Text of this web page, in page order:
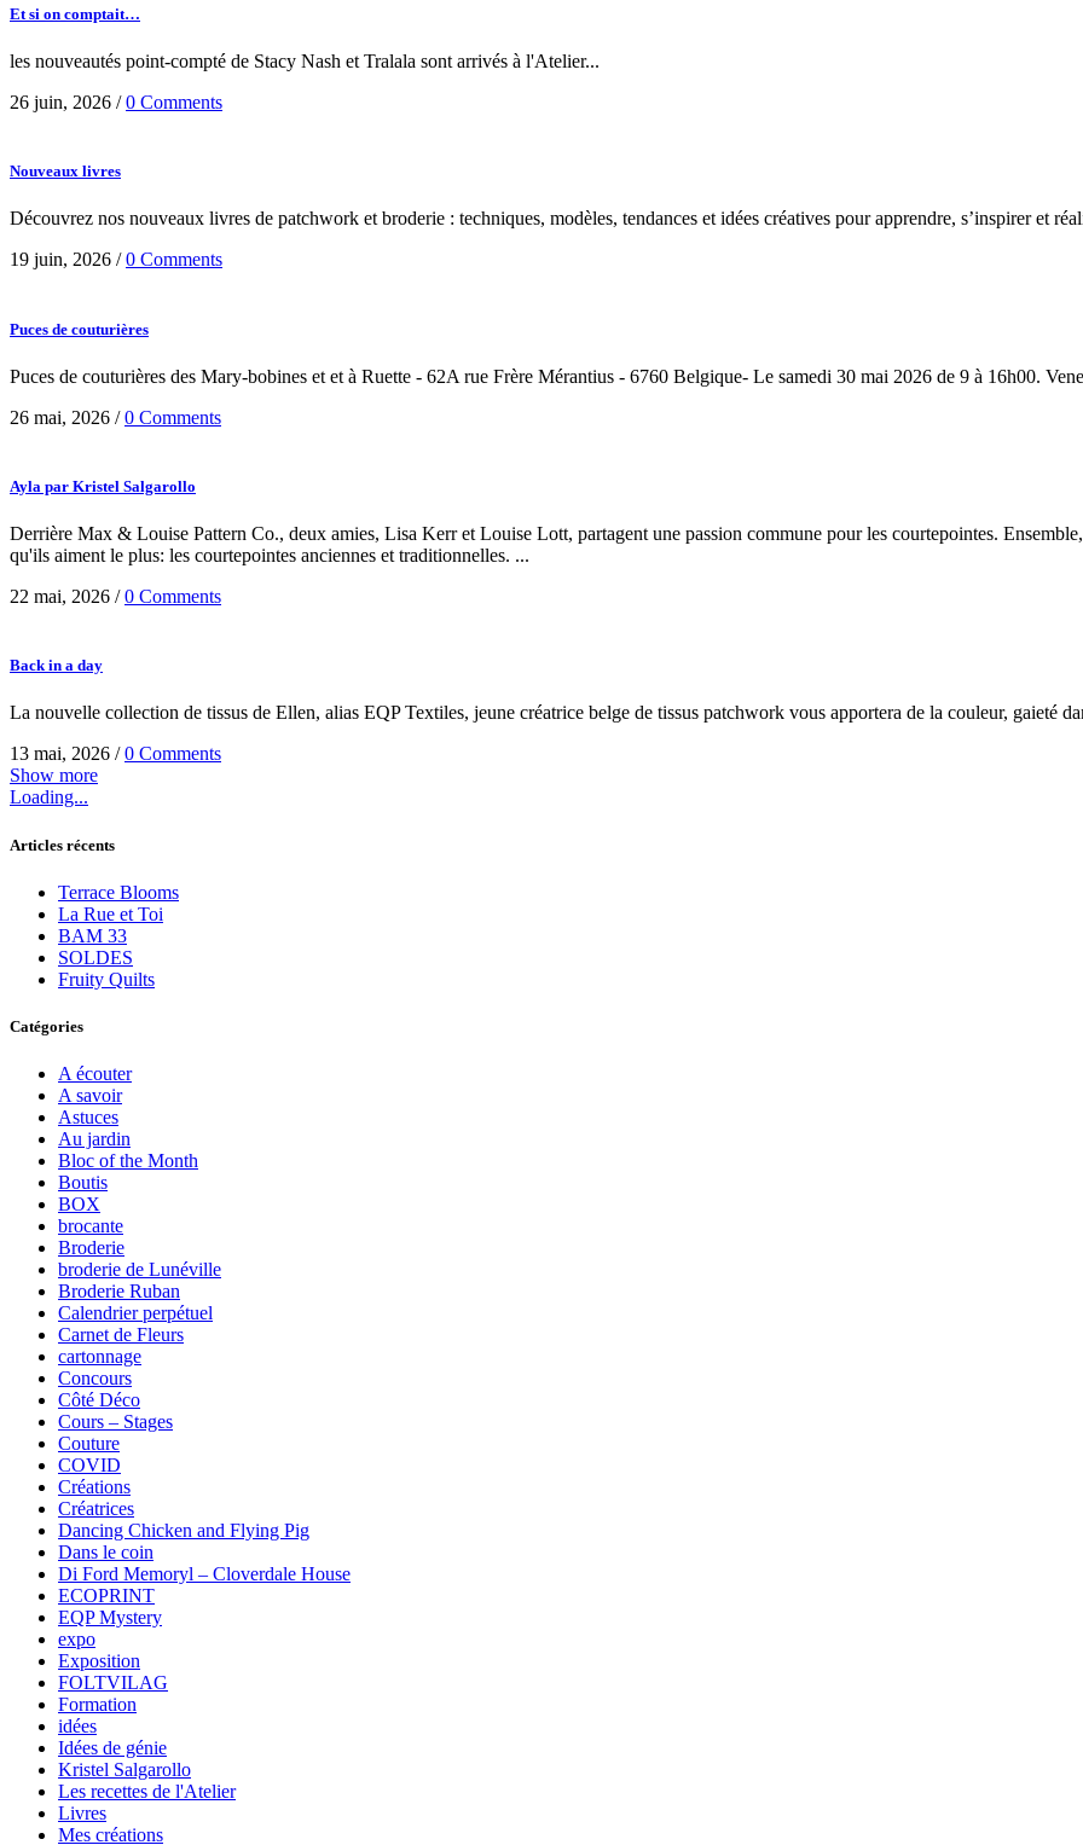
Et si on comptait…
les nouveautés point-compté de Stacy Nash et Tralala sont arrivés à l'Atelier...
26 juin, 2026 /0 Comments
Nouveaux livres
Découvrez nos nouveaux livres de patchwork et broderie : techniques, modèles, tendances et idées créatives pour apprendre, s’inspirer et
19 juin, 2026 /0 Comments
Puces de couturières
Puces de couturières des Mary-bobines et et à Ruette - 62A rue Frère Mérantius - 6760 Belgique- Le samedi 30 mai 2026 de 9 à 16h00.
26 mai, 2026 /0 Comments
Ayla par Kristel Salgarollo
Derrière Max & Louise Pattern Co., deux amies, Lisa Kerr et Louise Lott, partagent une passion commune pour les courtepointes.
qu'ils aiment le plus: les courtepointes anciennes et traditionnelles. ...
22 mai, 2026 /0 Comments
Back in a day
La nouvelle collection de tissus de Ellen, alias EQP Textiles, jeune créatrice belge de tissus patchwork vous apportera de la couleur, gaieté
13 mai, 2026 /0 Comments
Show more
Loading...
Articles récents
Terrace Blooms
La Rue et Toi
BAM 33
SOLDES
Fruity Quilts
Catégories
A écouter
A savoir
Astuces
Au jardin
Bloc of the Month
Boutis
BOX
brocante
Broderie
broderie de Lunéville
Broderie Ruban
Calendrier perpétuel
Carnet de Fleurs
cartonnage
Concours
Côté Déco
Cours – Stages
Couture
COVID
Créations
Créatrices
Dancing Chicken and Flying Pig
Dans le coin
Di Ford Memoryl – Cloverdale House
ECOPRINT
EQP Mystery
expo
Exposition
FOLTVILAG
Formation
idées
Idées de génie
Kristel Salgarollo
Les recettes de l'Atelier
Livres
Mes créations